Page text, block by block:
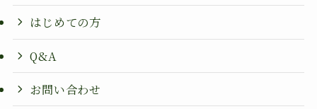
はじめての方
Q&A
お問い合わせ